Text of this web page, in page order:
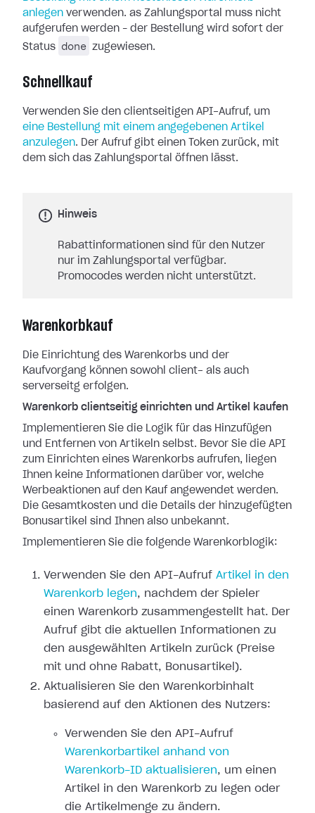
anlegen verwenden. as Zahlungsportal muss nicht
aufgerufen werden – der Bestellung wird sofort der
Status
done zugewiesen.
Schnellkauf
Verwenden Sie den clientseitigen API-Aufruf, um
eine Bestellung mit einem angegebenen Artikel
anzulegen. Der Aufruf gibt einen Token zurück, mit
dem sich das Zahlungsportal öffnen lässt.
Hinweis
Rabattinformationen sind für den Nutzer
nur im Zahlungsportal verfügbar.
Promocodes werden nicht unterstützt.
Warenkorbkauf
Die Einrichtung des Warenkorbs und der
Kaufvorgang können sowohl client- als auch
serverseitg erfolgen.
Warenkorb clientseitig einrichten und Artikel kaufen
Implementieren Sie die Logik für das Hinzufügen
und Entfernen von Artikeln selbst. Bevor Sie die API
zum Einrichten eines Warenkorbs aufrufen, liegen
Ihnen keine Informationen darüber vor, welche
Werbeaktionen auf den Kauf angewendet werden.
Die Gesamtkosten und die Details der hinzugefügten
Bonusartikel sind Ihnen also unbekannt.
Implementieren Sie die folgende Warenkorblogik:
Verwenden Sie den API-Aufruf Artikel in den
Warenkorb legen, nachdem der Spieler
einen Warenkorb zusammengestellt hat. Der
Aufruf gibt die aktuellen Informationen zu
den ausgewählten Artikeln zurück (Preise
mit und ohne Rabatt, Bonusartikel).
Aktualisieren Sie den Warenkorbinhalt
basierend auf den Aktionen des Nutzers:
Verwenden Sie den API-Aufruf
Warenkorbartikel anhand von
Warenkorb-ID aktualisieren, um einen
Artikel in den Warenkorb zu legen oder
die Artikelmenge zu ändern.